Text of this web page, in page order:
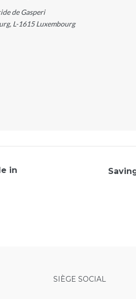
de Gasperi
, L-1615 Luxembourg
in
SIÈGE SOCIAL